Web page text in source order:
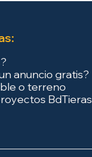
anuncio gratis?
o terreno
BdTieras